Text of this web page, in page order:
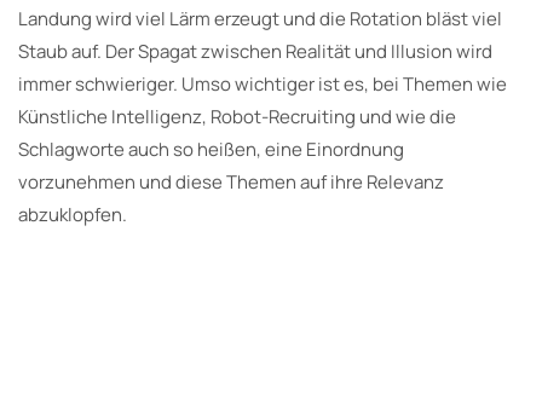
Landung wird viel Lärm erzeugt und die Rotation bläst viel
Staub auf. Der Spagat zwischen Realität und Illusion wird
immer schwieriger. Umso wichtiger ist es, bei Themen wie
Künstliche Intelligenz, Robot-Recruiting und wie die
Schlagworte auch so heißen, eine Einordnung
vorzunehmen und diese Themen auf ihre Relevanz
abzuklopfen.